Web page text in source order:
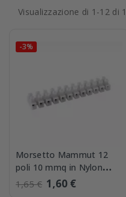
Visualizzazione di 1-12 di
-3%
Morsetto Mammut 12
poli 10 mmq in Nylon
autoestinguante
1,65 € 1,60 €